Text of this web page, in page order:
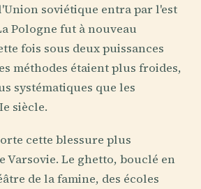
soviétique entra par l'est
Pologne fut à nouveau
fois sous deux puissances
méthodes étaient plus froides,
systématiques que les
siècle.
cette blessure plus
Varsovie. Le ghetto, bouclé en
de la famine, des écoles